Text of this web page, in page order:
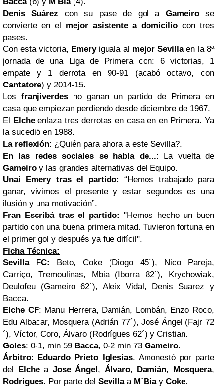
Denis Suárez con su pase de gol a Gameirose
convierte en el mejor asistente a domiciliocon tres
pases.
Con esta victoria, Emery iguala al mejor Sevillaen la 8ª
jornada de una Liga de Primera con: 6 victorias, 1
empate y 1 derrota en 90-91 (acabó octavo, con
Cantatore) y 2014-15.
Los franjiverdes no ganan un partido de Primera en
casa que empiezan perdiendo desde diciembre de 1967.
El
Elcheenlaza tres derrotas en casa en en Primera. Ya
la sucedió en 1988.
La reflexión: ¿Quién para ahora a este Sevilla?.
En las redes sociales se habla de...:
La vuelta de
Gameiro y las grandes alternativas del Equipo.
Unai Emery tras el partido:
“Hemos trabajado para
ganar, vivimos el presente y estar segundos es una
ilusión y una motivación”.
Fran Escribá tras el partido: "Hemos hecho un buen
partido con una buena primera mitad. Tuvieron fortuna en
el primer gol y después ya fue difícil ".
Ficha Técnica:
Sevilla FC:
Beto, Coke (Diogo 45´), Nico Pareja,
Carriço, Tremoulinas, Mbia (Iborra 82´), Krychowiak,
Deulofeu (Gameiro 62´), Aleix Vidal, Denis Suarez y
Bacca.
Elche CF: Manu Herrera, Damián, Lombán, Enzo Roco,
Edu Albacar, Mosquera (Adrián 77´), José Ángel (Fajr 72
´), Víctor, Coro, Álvaro (Rodrígues 62´) y Cristian.
Goles: 0-1, min 59 Bacca, 0-2 min 73 Gameiro.
Árbitro: Eduardo Prieto Iglesias. Amonestó por parte
del
Elchea Jose Ángel , Álvaro, Damián, Mosquera,
Rodrigues. Por parte del Sevilla a M´Biay Coke.